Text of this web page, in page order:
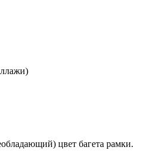
цвет багета рамки.